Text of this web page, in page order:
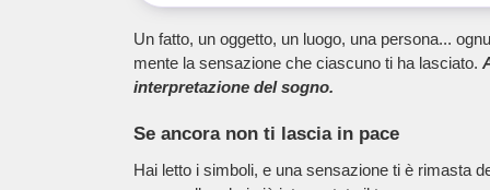
Un fatto, un oggetto, un luogo, una persona...
mente la sensazione che ciascuno ti ha lasciato.
interpretazione del sogno.
Se ancora non ti lascia in pace
Hai letto i simboli, e una sensazione ti è rimasta